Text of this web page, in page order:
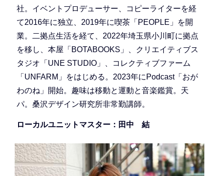
社。イベントプロデューサー、コピーライターを経
て2016年に独立、2019年に喫茶「PEOPLE」を開
業。二拠点生活を経て、2022年埼玉県小川町に拠点
を移し、本屋「BOTABOOKS」、クリエイティブス
タジオ「UNE STUDIO」、コレクティブファーム
「UNFARM」をはじめる。2023年にPodcast「おが
わのね」開始。趣味は移動と運動と音楽鑑賞。天
パ。桑沢デザイン研究所非常勤講師。
ローカルユニットマスター：田中 結